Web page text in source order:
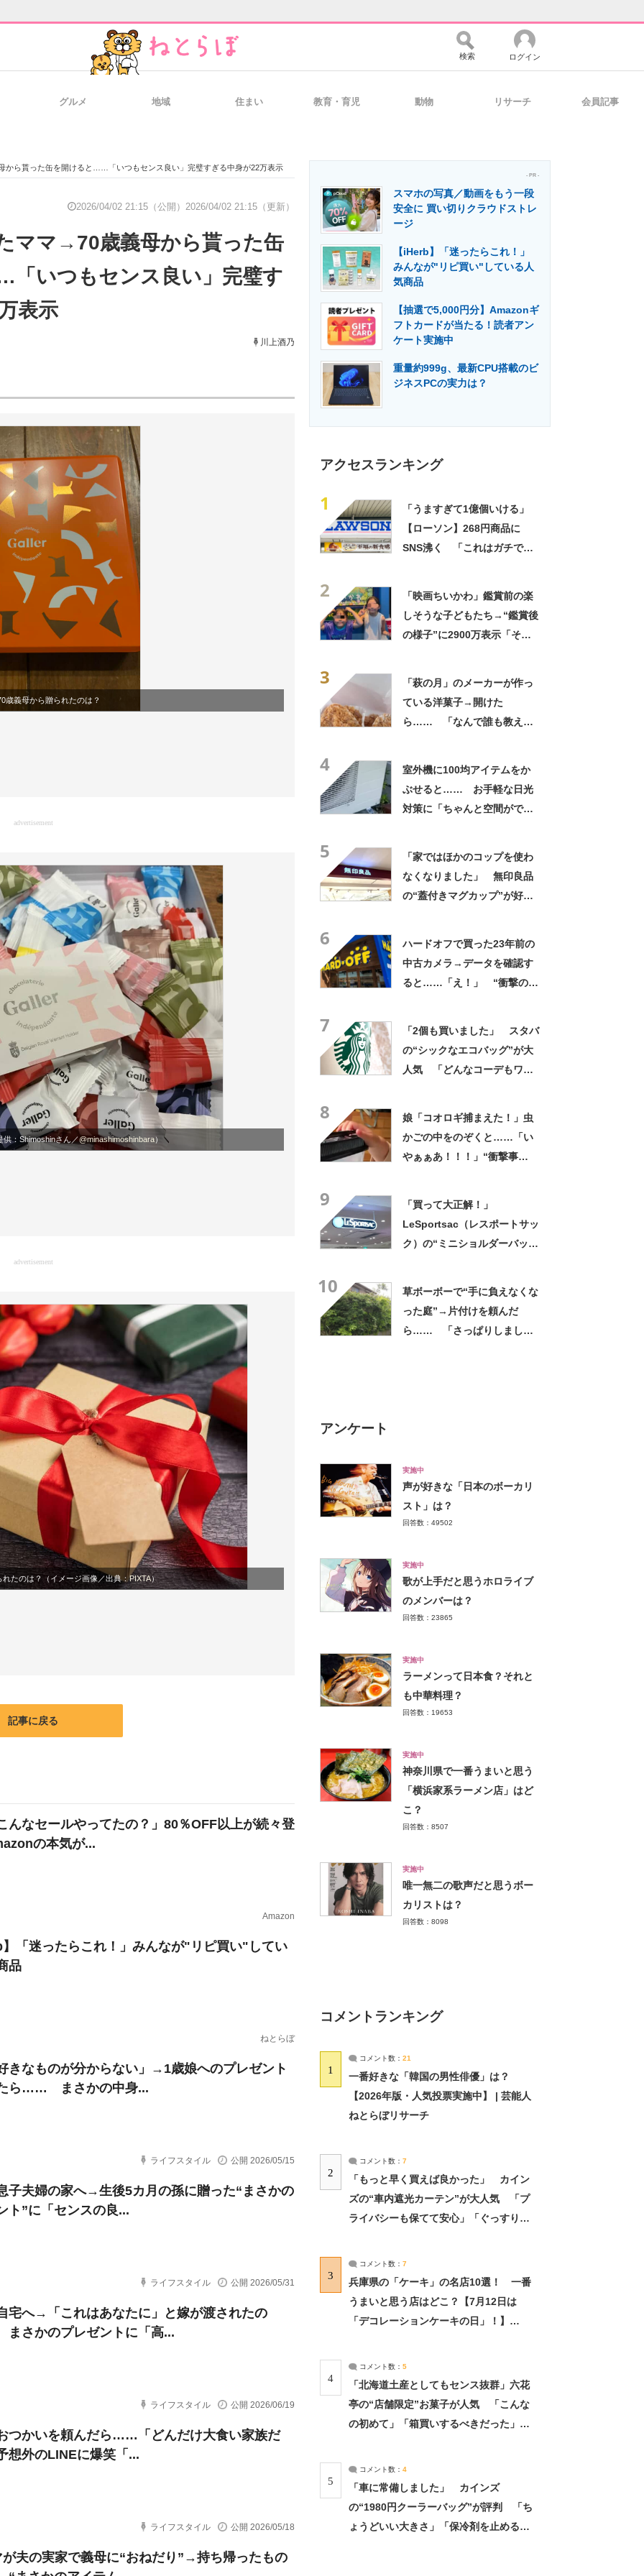
経営リーダーのコミュニティ マーケ×ITの今がよく分かる
IT製品の技術・比較・事例 製造業のIT導入・活用を支援
エネルギーの専門メディア 建設×テクノロジーの最前線
検索 ログイン
グルメ 地域 住まい 教育・育児 動物 リサーチ 会員記事
から貰った缶を開けると……「いつもセンス良い」完璧すぎる中身が22万表示
2026/04/02 21:15（公開） 2026/04/02 21:15（更新）
ママ→70歳義母から貰った缶
いつもセンス良い」完璧す
表示
川上酒乃
歳義母から贈られたのは？
advertisement
：Shimoshinさん／@minashimoshinbara）
advertisement
たのは？（イメージ画像／出典：PIXTA）
記事に戻る
んなセールやってたの？」80％OFF以上が続々登
の本気が...
Amazon
「迷ったらこれ！」みんなが"リピ買い"してい
品
ねとらぼ
きなものが分からない」→1歳娘へのプレゼント
ら…… まさかの中身...
ライフスタイル 公開 2026/05/15
子夫婦の家へ→生後5カ月の孫に贈った“まさかの
ト”に「センスの良...
ライフスタイル 公開 2026/05/31
宅へ→「これはあなたに」と嫁が渡されたの
さかのプレゼントに「高...
ライフスタイル 公開 2026/06/19
つかいを頼んだら……「どんだけ大食い家族だ
外のLINEに爆笑「...
ライフスタイル 公開 2026/05/18
が夫の実家で義母に“おねだり”→持ち帰ったもの
- PR -
スマホの写真／動画をもう一段
安全に 買い切りクラウドストレ
ージ
【iHerb】「迷ったらこれ！」
みんなが"リピ買い"している人
気商品
【抽選で5,000円分】Amazonギ
フトカードが当たる！読者アン
ケート実施中
重量約999g、最新CPU搭載のビ
ジネスPCの実力は？
アクセスランキング
1
「うますぎて1億個いける」
【ローソン】268円商品に
SNS沸く 「これはガチで美
2
「映画ちいかわ」鑑賞前の楽
しそうな子どもたち→“鑑賞後
の様子”に2900万表示「そう
3
「萩の月」のメーカーが作っ
ている洋菓子→開けた
ら…… 「なんで誰も教えて
4
室外機に100均アイテムをか
ぶせると…… お手軽な日光
対策に「ちゃんと空間ができ
5
「家ではほかのコップを使わ
なくなりました」 無印良品
の“蓋付きマグカップ”が好
6
ハードオフで買った23年前の
中古カメラ→データを確認す
ると……「え！」 “衝撃の中
7
「2個も買いました」 スタバ
の“シックなエコバッグ”が大
人気 「どんなコーデもワン
8
娘「コオロギ捕まえた！」虫
かごの中をのぞくと……「い
やぁぁあ！！！」“衝撃事
9
「買って大正解！」
LeSportsac（レスポートサッ
ク）の“ミニショルダーバッ
10
草ボーボーで“手に負えなくな
った庭”→片付けを頼んだ
ら…… 「さっぱりしました
アンケート
実施中
声が好きな「日本のボーカリ
スト」は？
回答数：49502
実施中
歌が上手だと思うホロライブ
のメンバーは？
回答数：23865
実施中
ラーメンって日本食？それと
も中華料理？
回答数：19653
実施中
神奈川県で一番うまいと思う
「横浜家系ラーメン店」はど
こ？
回答数：8507
実施中
唯一無二の歌声だと思うボー
カリストは？
回答数：8098
コメントランキング
1
コメント数： 21
一番好きな「韓国の男性俳優」は？
【2026年版・人気投票実施中】 | 芸能人
ねとらぼリサーチ
2
コメント数： 7
「もっと早く買えば良かった」 カイン
ズの“車内遮光カーテン”が大人気 「プ
ライバシーも保てて安心」「ぐっすり眠
3
コメント数： 7
兵庫県の「ケーキ」の名店10選！ 一番
うまいと思う店はどこ？【7月12日は
「デコレーションケーキの日」！】
4
コメント数： 5
「北海道土産としてもセンス抜群」六花
亭の“店舗限定”お菓子が人気 「こんな
の初めて」「箱買いするべきだった」
5
コメント数： 4
「車に常備しました」 カインズ
の“1980円クーラーバッグ”が評判 「ち
ょうどいい大きさ」「保冷剤を止めるベ